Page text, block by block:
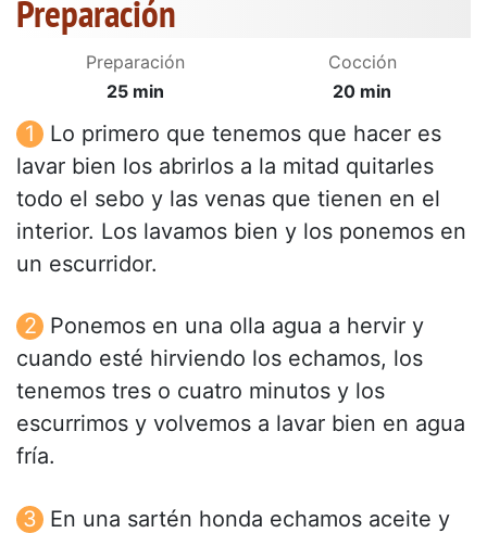
Preparación
Preparación
25 min
Cocción
20 min
Lo primero que tenemos que hacer es
lavar bien los abrirlos a la mitad quitarles
todo el sebo y las venas que tienen en el
interior. Los lavamos bien y los ponemos en
un escurridor.
Ponemos en una olla agua a hervir y
cuando esté hirviendo los echamos, los
tenemos tres o cuatro minutos y los
escurrimos y volvemos a lavar bien en agua
fría.
En una sartén honda echamos aceite y